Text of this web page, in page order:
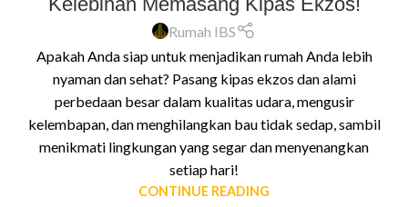
Rumah IBS
Apakah Anda siap untuk menjadikan rumah Anda lebih
nyaman dan sehat? Pasang kipas ekzos dan alami
perbedaan besar dalam kualitas udara, mengusir
kelembapan, dan menghilangkan bau tidak sedap, sambil
menikmati lingkungan yang segar dan menyenangkan
setiap hari!
CONTINUE READING